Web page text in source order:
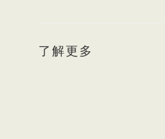
了解更多